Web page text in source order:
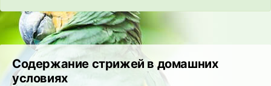
Содержание стрижей в домашних
условиях